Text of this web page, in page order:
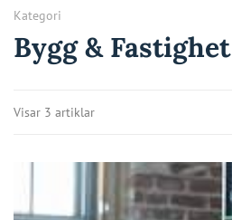
Kategori
Bygg & Fastighet
Visar 3 artiklar